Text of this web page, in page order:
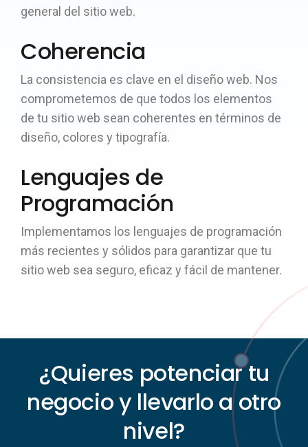
general del sitio web.
Coherencia
La consistencia es clave en el diseño web. Nos
comprometemos de que todos los elementos
de tu sitio web sean coherentes en términos de
diseño, colores y tipografía.
Lenguajes de
Programación
Implementamos los lenguajes de programación
más recientes y sólidos para garantizar que tu
sitio web sea seguro, eficaz y fácil de mantener.
¿Quieres potenciar tu
negocio y llevarlo a otro
nivel?